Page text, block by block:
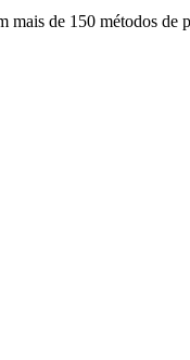
mais de 150 métodos de